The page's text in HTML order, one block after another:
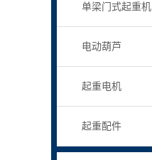
单梁门式起重机
电动葫芦
起重电机
起重配件